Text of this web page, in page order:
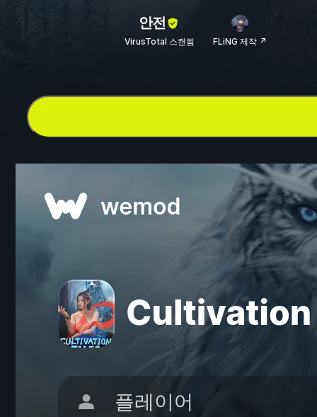
안전
VirusTotal 스캔됨 FLiNG 제작 ↗